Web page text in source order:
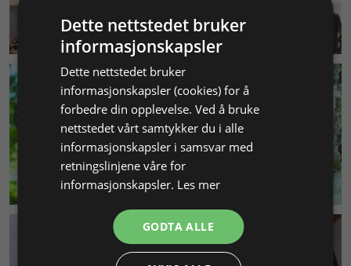
KUNDESERVICE
MILJØ & BÆREKRAFT
Dette nettstedet bruker
informasjonskapsler
Dette nettstedet bruker
informasjonskapsler (cookies) for å
forbedre din opplevelse. Ved å bruke
nettstedet vårt samtykker du i alle
informasjonskapsler i samsvar med
retningslinjene våre for
informasjonskapsler. Les mer
GODTA ALLE